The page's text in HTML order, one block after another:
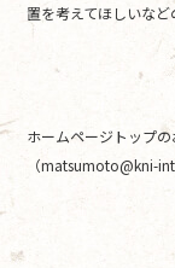
置を考えてほしいな
ホームページトップ
（matsumoto@kni-